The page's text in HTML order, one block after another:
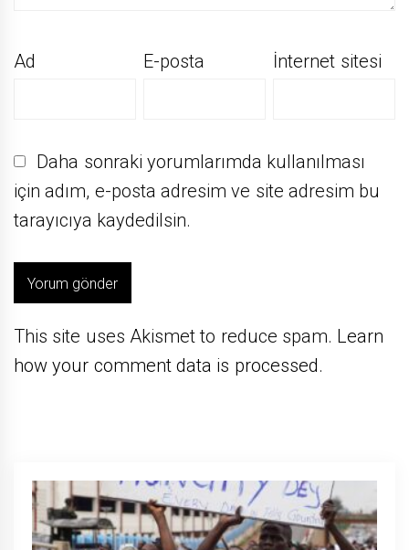
Ad E-posta İnternet sitesi
Daha sonraki yorumlarımda kullanılması
için adım, e-posta adresim ve site adresim bu
tarayıcıya kaydedilsin.
This site uses Akismet to reduce spam. Learn
how your comment data is processed.